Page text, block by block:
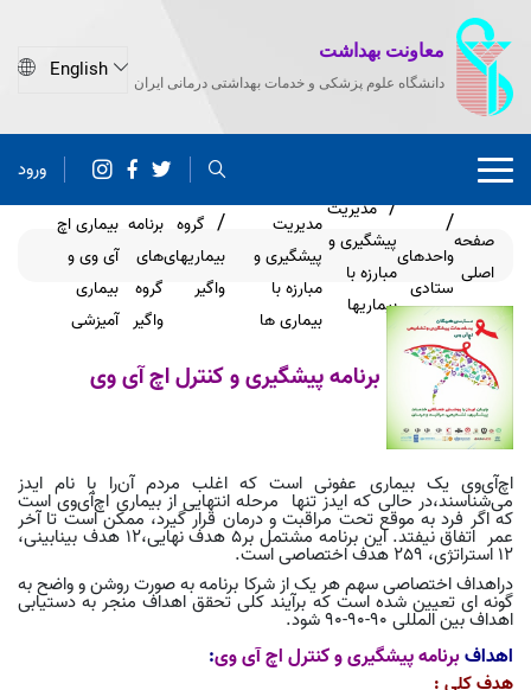
معاونت بهداشت
دانشگاه علوم پزشکی و خدمات بهداشتی درمانی ایران
ورود
صفحه
اصلی
واحدهای
ستادی
مدیریت
پیشگیری و
مبارزه با
بیماریها
مدیریت
پیشگیری و
مبارزه با
بیماری ها
گروه
بیماریهای
واگیر
برنامه
های
گروه
واگیر
بیماری اچ
آی وی و
بیماری
آمیزشی
برنامه پیشگیری و کنترل اچ آی وی
اچ‌آی‌وی یک بیماری عفونی است که اغلب مردم آن‌را با نام ایدز
می‌شناسند،در حالی که ایدز تنها مرحله انتهایی از بیماری اچ‌آی‌وی است
که اگر فرد به موقع تحت مراقبت و درمان قرار گیرد، ممکن است تا آخر
عمر اتفاق نیفتد. این برنامه مشتمل بر5 هدف نهایی،12 هدف بینابینی،
12 استراتژی، 259 هدف اختصاصی است
.
دراهداف اختصاصی سهم هر یک از شرکا برنامه به صورت روشن و واضح به
گونه ای تعیین شده است که برآیند کلی تحقق اهداف منجر به دستیابی
اهداف بین المللی 90-90-90 شود.
اهدافبرنامه پیشگیری و کنترل اچ آی وی:
هدف کلی :